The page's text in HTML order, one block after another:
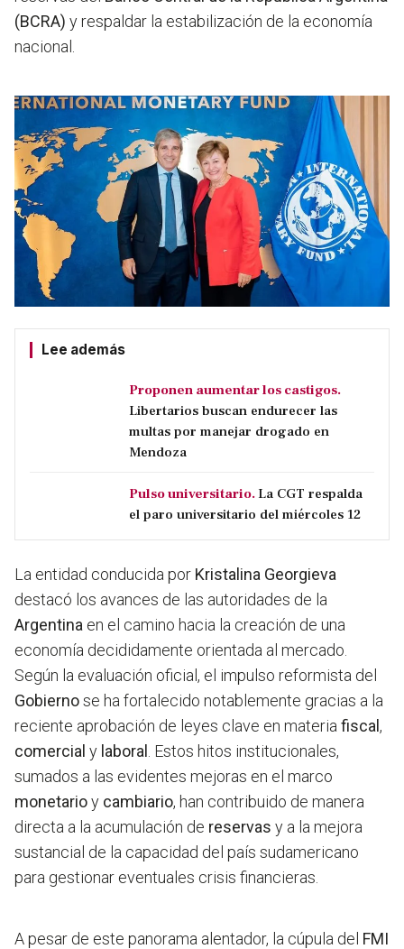
(BCRA) y respaldar la estabilización de la economía
nacional.
Lee además
Proponen aumentar los castigos.
Libertarios buscan endurecer las
multas por manejar drogado en
Mendoza
Pulso universitario. La CGT respalda
el paro universitario del miércoles 12
La entidad conducida por Kristalina Georgieva
destacó los avances de las autoridades de la
Argentina en el camino hacia la creación de una
economía decididamente orientada al mercado.
Según la evaluación oficial, el impulso reformista del
Gobiernose ha fortalecido notablemente gracias a la
reciente aprobación de leyes clave en materia fiscal ,
comercial y laboral
. Estos hitos institucionales,
sumados a las evidentes mejoras en el marco
monetarioy cambiario, han contribuido de manera
directa a la acumulación de reservas y a la mejora
sustancial de la capacidad del país sudamericano
para gestionar eventuales crisis financieras.
A pesar de este panorama alentador, la cúpula del FMI